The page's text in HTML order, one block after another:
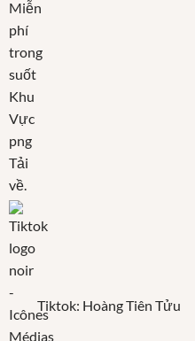
Tiktok: Hoàng Tiên Tửu